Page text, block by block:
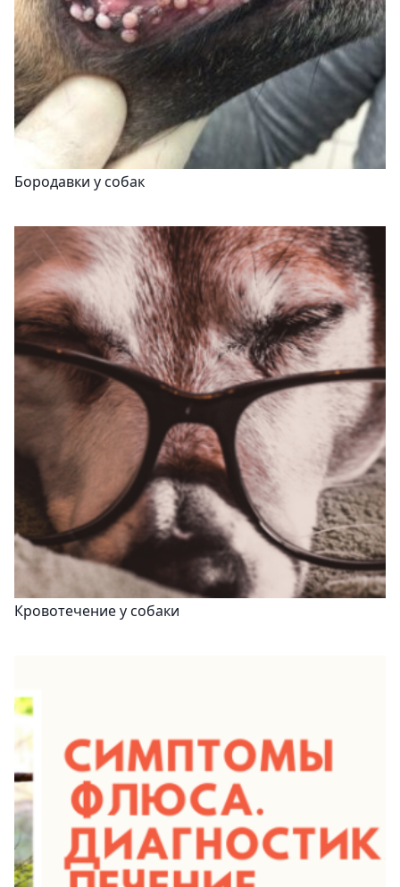
Бородавки у собак
Кровотечение у собаки